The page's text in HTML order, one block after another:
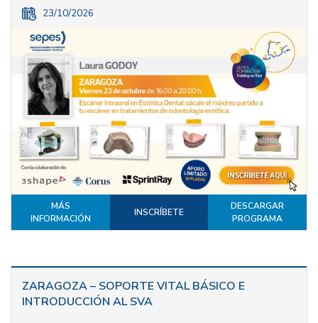
23/10/2026
MÁS
INFORMACIÓN
INSCRÍBETE
DESCARGAR
PROGRAMA
ZARAGOZA – SOPORTE VITAL BÁSICO E
INTRODUCCIÓN AL SVA